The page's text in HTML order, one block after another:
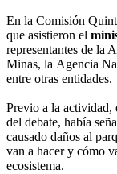
En la Comisión
que asistieron el
representantes de la
Minas, la Agencia
entre otras entidades.
Previo a la actividad,
del debate, había
causado daños al
van a hacer y cómo
ecosistema.